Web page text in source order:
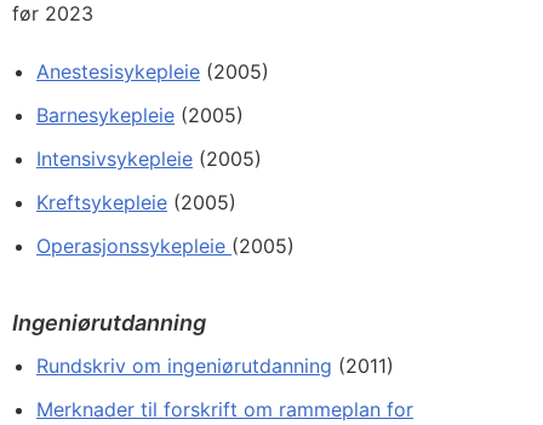
før 2023
Anestesisykepleie (2005)
Barnesykepleie (2005)
Intensivsykepleie (2005)
Kreftsykepleie (2005)
Operasjonssykepleie (2005)
Ingeniørutdanning
Rundskriv om ingeniørutdanning (2011)
Merknader til forskrift om rammeplan for